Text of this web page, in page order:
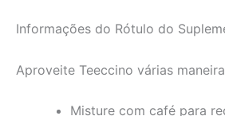
Informações do Rótulo do
Aproveite Teeccino várias
Misture com café para